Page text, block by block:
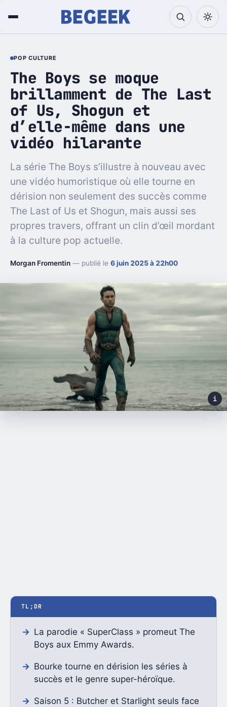
POP CULTURE
The Boys se moque
brillamment de The Last
of Us, Shogun et
d’elle-même dans une
vidéo hilarante
La série The Boys s’illustre à nouveau avec
une vidéo humoristique où elle tourne en
dérision non seulement des succès comme
The Last of Us et Shogun, mais aussi ses
propres travers, offrant un clin d’œil mordant
à la culture pop actuelle.
Morgan Fromentin — publié le 6 juin 2025 à 22h00
i
TL;DR
La parodie « SuperClass » promeut The
Boys aux Emmy Awards.
Bourke tourne en dérision les séries à
succès et le genre super-héroïque.
Saison 5 : Butcher et Starlight seuls face